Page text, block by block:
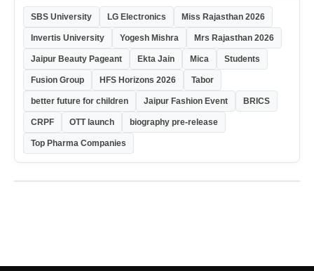
SBS University LG Electronics Miss Rajasthan 2026
Invertis University Yogesh Mishra Mrs Rajasthan 2026
Jaipur Beauty Pageant Ekta Jain Mica Students
Fusion Group HFS Horizons 2026 Tabor
better future for children Jaipur Fashion Event BRICS
CRPF OTT launch biography pre-release
Top Pharma Companies